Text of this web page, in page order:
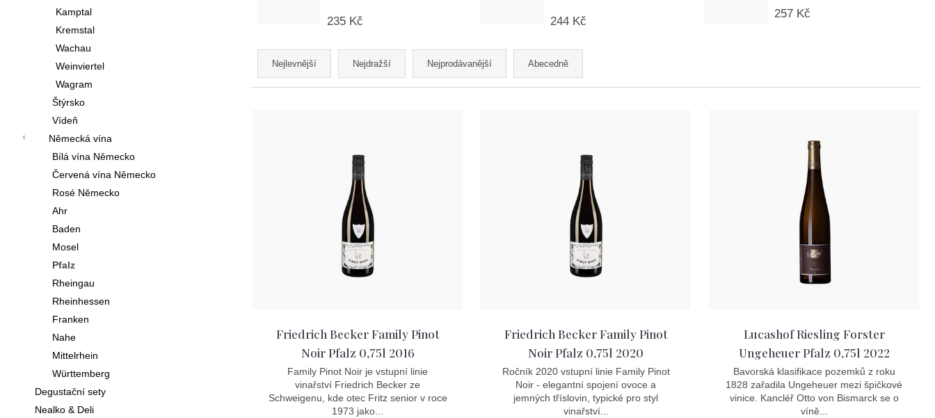
Kamptal
Kremstal
Wachau
Weinviertel
Wagram
Štýrsko
Vídeň
Německá vína
Bílá vína Německo
Červená vína Německo
Rosé Německo
Ahr
Baden
Mosel
Pfalz
Rheingau
Rheinhessen
Franken
Nahe
Mittelrhein
Württemberg
Degustační sety
Nealko & Deli
235 Kč 244 Kč
257 Kč
Ř
a
Nejlevnější Nejdražší Nejprodávanější Abecedně
Friedrich Becker Family Pinot
Noir Pfalz 0,75l 2016
Family Pinot Noir je vstupní linie
vinařství Friedrich Becker ze
Schweigenu, kde otec Fritz senior v roce
1973 jako...
Friedrich Becker Family Pinot
Noir Pfalz 0,75l 2020
Ročník 2020 vstupní linie Family Pinot
Noir - elegantní spojení ovoce a
jemných tříslovin, typické pro styl
vinařství...
Lucashof Riesling Forster
Ungeheuer Pfalz 0,75l 2022
Bavorská klasifikace pozemků z roku
1828 zařadila Ungeheuer mezi špičkové
vinice. Kancléř Otto von Bismarck se o
víně...